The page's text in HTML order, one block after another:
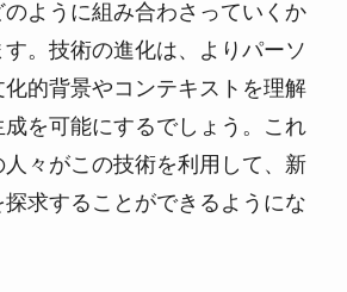
のように組み合わさっていくか
。技術の進化は、よりパーソ
的背景やコンテキストを理解
を可能にするでしょう。これ
々がこの技術を利用して、新
求することができるようにな